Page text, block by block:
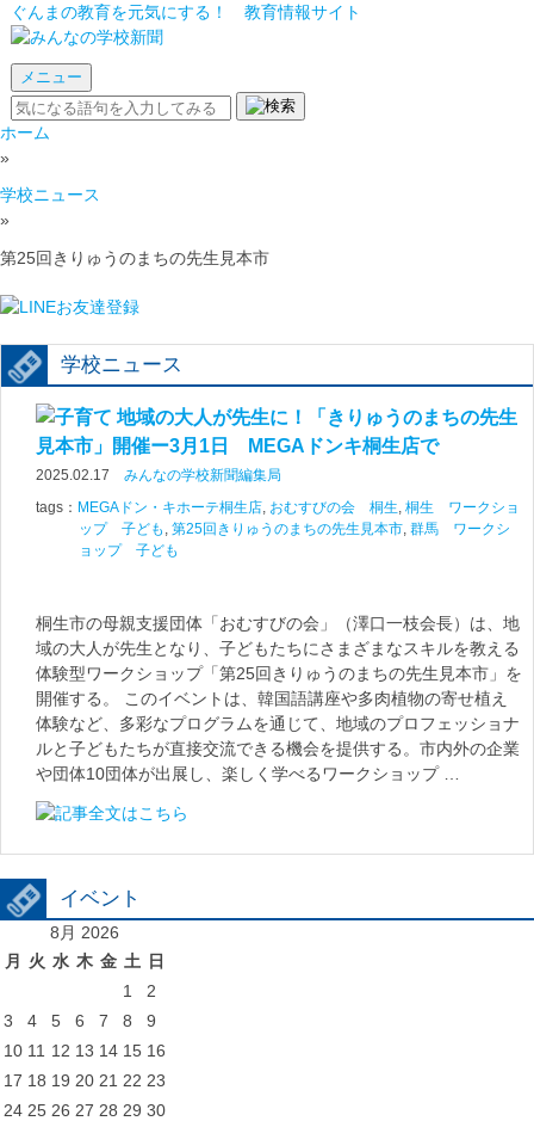
ぐんまの教育を元気にする！ 教育情報サイト
メニュー
ホーム
»
学校ニュース
»
第25回きりゅうのまちの先生見本市
学校ニュース
地域の大人が先生に！「きりゅうのまちの先生
見本市」開催ー3月1日 MEGAドンキ桐生店で
2025.02.17 みんなの学校新聞編集局
tags： MEGAドン・キホーテ桐生店, おむすびの会 桐生, 桐生 ワークショ
ップ 子ども , 第25回きりゅうのまちの先生見本市, 群馬 ワークシ
ョップ 子ども
桐生市の母親支援団体「おむすびの会」（澤口一枝会長）は、地
域の大人が先生となり、子どもたちにさまざまなスキルを教える
体験型ワークショップ「第25回きりゅうのまちの先生見本市」を
開催する。 このイベントは、韓国語講座や多肉植物の寄せ植え
体験など、多彩なプログラムを通じて、地域のプロフェッショナ
ルと子どもたちが直接交流できる機会を提供する。市内外の企業
や団体10団体が出展し、楽しく学べるワークショップ …
イベント
8月 2026
月 火 水 木 金 土 日
1
2
3
4 5 6 7 8
9
10 11 12 13 14 15 16
17 18 19 20 21 22 23
24 25 26 27 28 29 30